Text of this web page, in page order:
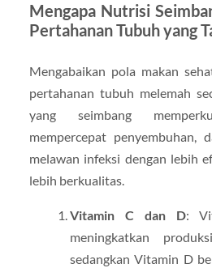
Mengapa Nutrisi
Pertahanan Tubuh yang
Mengabaikan pola makan
pertahanan tubuh melemah
yang seimbang
mempercepat penyembuhan,
melawan infeksi dengan lebih
lebih berkualitas.
Vitamin C dan D:
meningkatkan
sedangkan Vitamin D